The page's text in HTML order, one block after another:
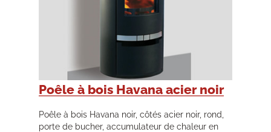
Poêle à bois Havana acier noir
Poêle à bois Havana noir, côtés acier noir, rond,
porte de bucher, accumulateur de chaleur en